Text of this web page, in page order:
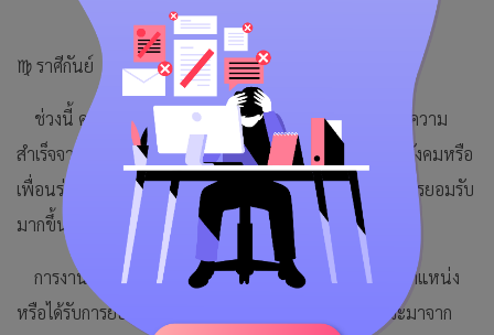
♍ ราศีกันย์
ช่วงนี้ คุณค่อนข้างโดดเด่นในแวดวงอาชีพ มีโอกาสและความ
สำเร็จจาการสร้างไอเดียใหม่ ๆ และการทำงานร่วมกับกลุ่มสังคมหรือ
เพื่อนร่วมงานที่มีวิสัยทัศน์ ส่งผลให้ชื่อเสียงของคุณได้รับการยอมรับ
มากขึ้น
การงาน: ช่วงนี้งานของคุณนั้นมีโอกาสก้าวหน้า เลื่อนตำแหน่ง
หรือได้รับการยอมรับในระดับสาธารณะ โดยความสำเร็จจะมาจาก